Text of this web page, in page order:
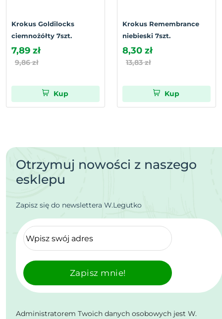
Krokus Goldilocks
ciemnożółty 7szt.
7,89 zł
9,86 zł
Kup
Krokus Remembrance
niebieski 7szt.
8,30 zł
13,83 zł
Kup
Otrzymuj nowości z naszego
esklepu
Zapisz się do newslettera W.Legutko
Zapisz mnie!
Administratorem Twoich danych osobowych jest W.